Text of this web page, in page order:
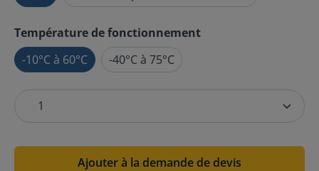
Température de fonctionnement
-10°C à 60°C
-40°C à 75°C
Ajouter à la demande de devis